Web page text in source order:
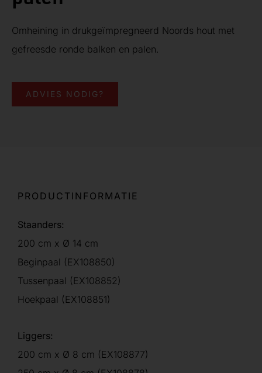
Omheining in drukgeïmpregneerd Noords hout met
gefreesde ronde balken en palen.
ADVIES NODIG?
PRODUCTINFORMATIE
Staanders:
200 cm x Ø 14 cm
Beginpaal (EX108850)
Tussenpaal (EX108852)
Hoekpaal (EX108851)
Liggers:
200 cm x Ø 8 cm (EX108877)